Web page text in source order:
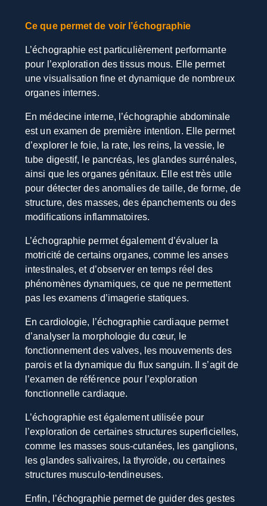
Ce que permet de voir l’échographie
L’échographie est particulièrement performante
pour l’exploration des tissus mous. Elle permet
une visualisation fine et dynamique de nombreux
organes internes.
En médecine interne, l’échographie abdominale
est un examen de première intention. Elle permet
d’explorer le foie, la rate, les reins, la vessie, le
tube digestif, le pancréas, les glandes surrénales,
ainsi que les organes génitaux. Elle est très utile
pour détecter des anomalies de taille, de forme, de
structure, des masses, des épanchements ou des
modifications inflammatoires.
L’échographie permet également d’évaluer la
motricité de certains organes, comme les anses
intestinales, et d’observer en temps réel des
phénomènes dynamiques, ce que ne permettent
pas les examens d’imagerie statiques.
En cardiologie, l’échographie cardiaque permet
d’analyser la morphologie du cœur, le
fonctionnement des valves, les mouvements des
parois et la dynamique du flux sanguin. Il s’agit de
l’examen de référence pour l’exploration
fonctionnelle cardiaque.
L’échographie est également utilisée pour
l’exploration de certaines structures superficielles,
comme les masses sous-cutanées, les ganglions,
les glandes salivaires, la thyroïde, ou certaines
structures musculo-tendineuses.
Enfin, l’échographie permet de guider des gestes